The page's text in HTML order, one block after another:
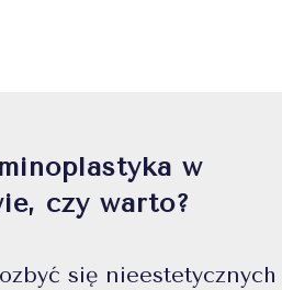
w
czy warto?
się nieestetycznych